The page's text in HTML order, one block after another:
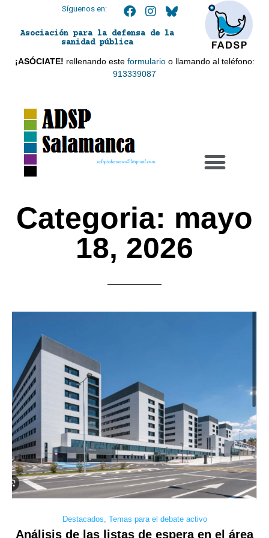
Síguenos en:
Asociación para la defensa de la
sanidad pública
¡ASÓCIATE! rellenando este formularioo llamando al teléfono:
913339087
adspsalamanca21@gmail.com
Categoria: mayo
18, 2026
Destacados, Temas para el debate activo
Análisis de las listas de espera en el área